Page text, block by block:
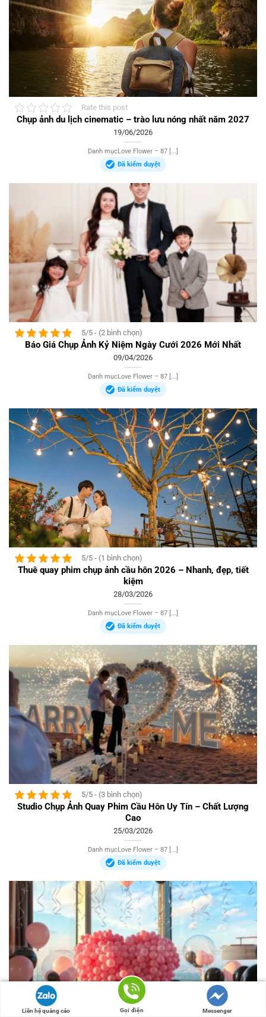
Rate this post
Chụp ảnh du lịch cinematic – trào lưu nóng nhất năm 2027
19/06/2026
Danh mụcLove Flower – 87 [...]
Đã kiểm duyệt
5/5 - (2 bình chọn)
Báo Giá Chụp Ảnh Kỷ Niệm Ngày Cưới 2026 Mới Nhất
09/04/2026
Danh mụcLove Flower – 87 [...]
Đã kiểm duyệt
5/5 - (1 bình chọn)
Thuê quay phim chụp ảnh cầu hôn 2026 – Nhanh, đẹp, tiết
kiệm
28/03/2026
Danh mụcLove Flower – 87 [...]
Đã kiểm duyệt
5/5 - (3 bình chọn)
Studio Chụp Ảnh Quay Phim Cầu Hôn Uy Tín – Chất Lượng
Cao
25/03/2026
Danh mụcLove Flower – 87 [...]
Đã kiểm duyệt
Liên hệ quảng cáo Gọi điện Messenger